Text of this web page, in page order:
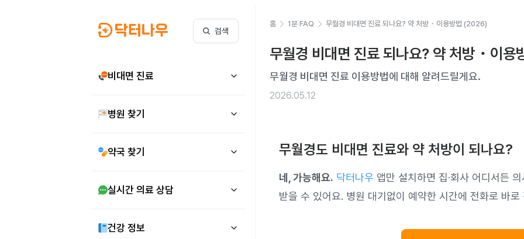
검색
비대면 진료
병원 찾기
약국 찾기
실시간 의료 상담
건강 정보
홈 1분 FAQ 무월경 비대면 진료 되나요? 약 처방・이용방법 (2026)
무월경 비대면 진료 되나요? 약 처방・이
무월경 비대면 진료 이용방법에 대해 알려드릴게요.
2026.05.12
무월경도 비대면 진료와 약 처방이 되나요?
네, 가능해요. 닥터나우 앱만 설치하면 집·회사 어디서든
받을 수 있어요. 병원 대기없이 예약한 시간에 전화로 바로